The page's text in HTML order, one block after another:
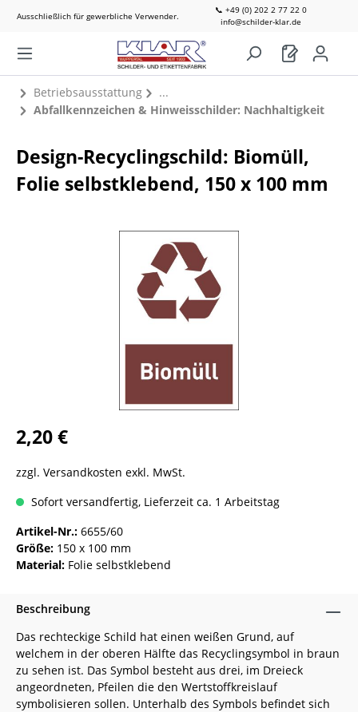
Ausschließlich für gewerbliche Verwender.
📞 +49 (0) 202 2 77 22 0
info@schilder-klar.de
Betriebsausstattung
Abfallkennzeichen & Hinweisschilder: Nachhaltigkeit
Design-Recyclingschild: Biomüll,
Folie selbstklebend, 150 x 100 mm
2,20 €
zzgl. Versandkosten exkl. MwSt.
Sofort versandfertig, Lieferzeit ca. 1 Arbeitstag
Artikel-Nr.: 6655/60
Größe: 150 x 100 mm
Material: Folie selbstklebend
Beschreibung
Das rechteckige Schild hat einen weißen Grund, auf
welchem in der oberen Hälfte das Recyclingsymbol in braun
zu sehen ist. Das Symbol besteht aus drei, im Dreieck
angeordneten, Pfeilen die den Wertstoffkreislauf
symbolisieren sollen. Unterhalb des Symbols befindet sich